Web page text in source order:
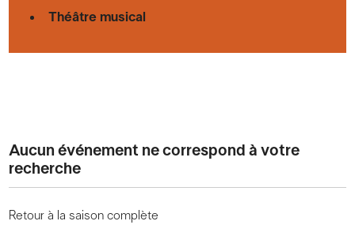
Théâtre musical
Aucun événement ne correspond à votre
recherche
Retour à la saison complète